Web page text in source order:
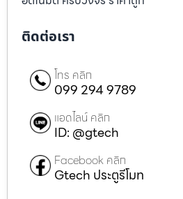
ติดต่อเรา
โทร คลิก
099 294 9789
แอดไลน์ คลิก
ID: @gtech
Facebook คลิก
Gtech ประตูรีโมท